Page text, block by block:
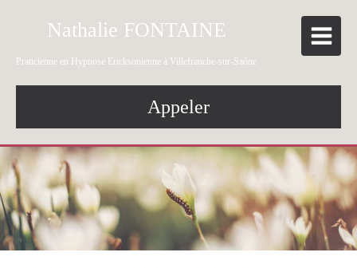
Nathalie FONTAINE
Praticienne en Hypnose Ericksonienne à Villefranche-sur-Saône
Appeler